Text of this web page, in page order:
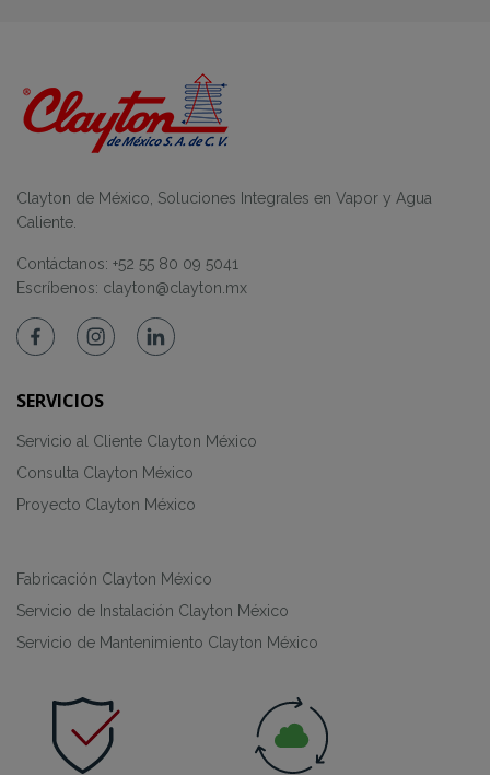
Clayton de México, Soluciones Integrales en Vapor y Agua
Caliente.
Contáctanos: +52 55 80 09 5041
Escríbenos: clayton@clayton.mx
SERVICIOS
Servicio al Cliente Clayton México
Consulta Clayton México
Proyecto Clayton México
Fabricación Clayton México
Servicio de Instalación Clayton México
Servicio de Mantenimiento Clayton México